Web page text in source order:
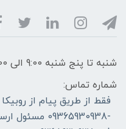
شنبه تا پنج شنبه 9:00 الی 19:00
شماره تماس:
فقط از طریق پیام از
-09365930938